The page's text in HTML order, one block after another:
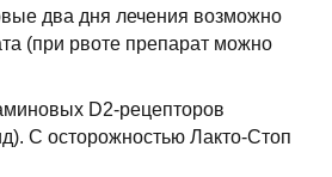
два дня лечения возможно
(при рвоте препарат можно
D2-рецепторов
С осторожностью Лакто-Стоп